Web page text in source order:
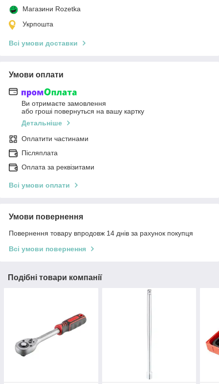
Магазини Rozetka
Укрпошта
Всі умови доставки
Умови оплати
Ви отримаєте замовлення
або гроші повернуться на вашу картку
Детальніше
Оплатити частинами
Післяплата
Оплата за реквізитами
Всі умови оплати
Умови повернення
Повернення товару впродовж 14 днів за рахунок покупця
Всі умови повернення
Подібні товари компанії